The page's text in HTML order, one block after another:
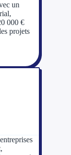
un
000 €
projets